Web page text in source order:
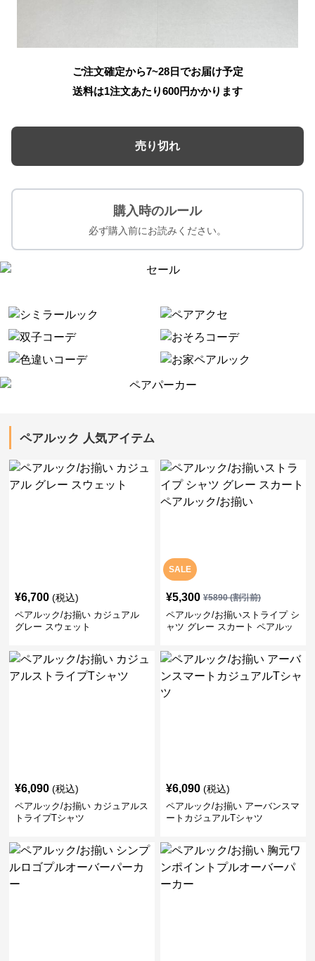
ご注文確定から7~28日でお届け予定
送料は1注文あたり600円かかります
売り切れ
購入時のルール
必ず購入前にお読みください。
ペアルック 人気アイテム
¥6,700 (税込)
ペアルック/お揃い カジュアル
グレー スウェット
SALE
¥5,300 ¥5890(割引前)
ペアルック/お揃いストライプ シ
ャツ グレー スカート ペアルッ
¥6,090 (税込)
ペアルック/お揃い カジュアルス
トライプTシャツ
¥6,090 (税込)
ペアルック/お揃い アーバンスマ
ートカジュアルTシャツ